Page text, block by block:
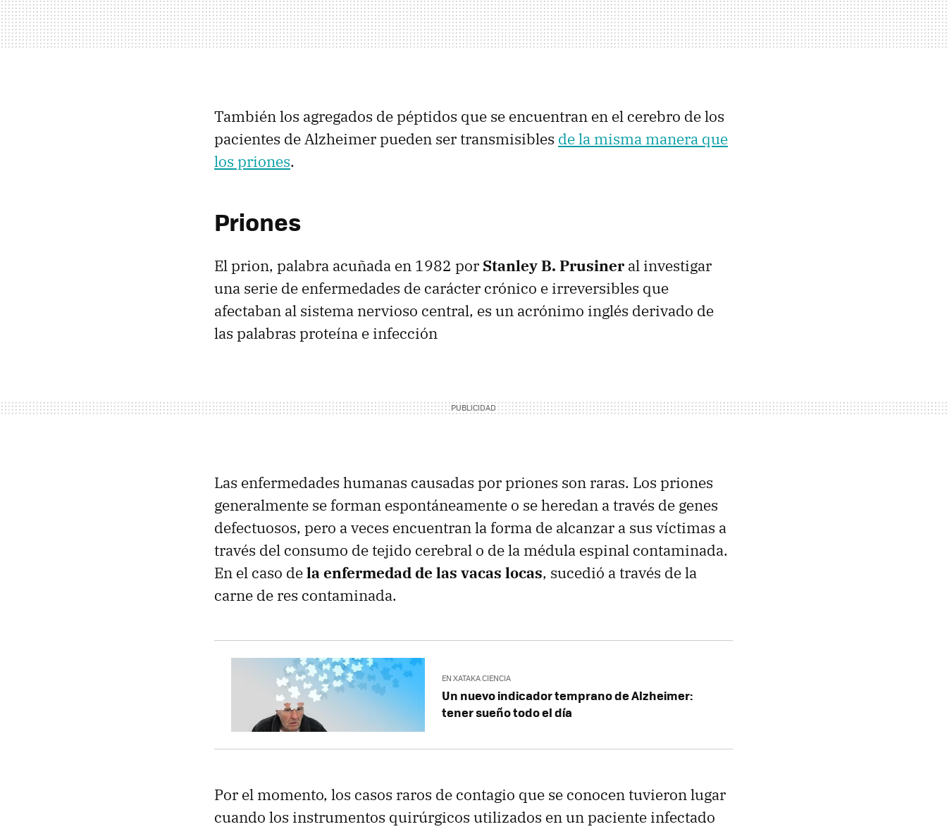
También los agregados de péptidos que se encuentran en el cerebro de los
pacientes de Alzheimer pueden ser transmisibles de la misma manera que
los priones.
Priones
El prion, palabra acuñada en 1982 por Stanley B. Prusiner al investigar
una serie de enfermedades de carácter crónico e irreversibles que
afectaban al sistema nervioso central, es un acrónimo inglés derivado de
las palabras proteína e infección
Las enfermedades humanas causadas por priones son raras. Los priones
generalmente se forman espontáneamente o se heredan a través de genes
defectuosos, pero a veces encuentran la forma de alcanzar a sus víctimas a
través del consumo de tejido cerebral o de la médula espinal contaminada.
En el caso dela enfermedad de las vacas locas, sucedió a través de la
carne de res contaminada.
EN XATAKA CIENCIA
Un nuevo indicador temprano de Alzheimer:
tener sueño todo el día
Por el momento, los casos raros de contagio que se conocen tuvieron lugar
cuando los instrumentos quirúrgicos utilizados en un paciente infectado